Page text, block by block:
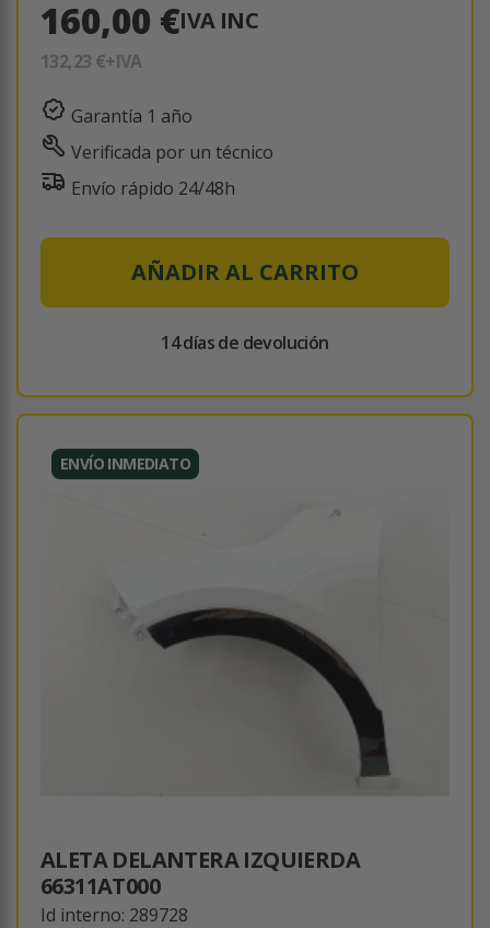
160,00 €IVA INC
132,23 €+IVA
Garantía 1 año
Verificada por un técnico
Envío rápido 24/48h
AÑADIR AL CARRITO
14 días de devolución
ENVÍO INMEDIATO
ALETA DELANTERA IZQUIERDA
66311AT000
Id interno: 289728